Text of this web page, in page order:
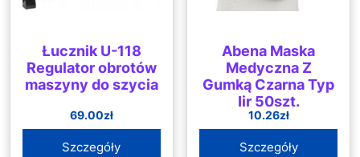
Łucznik U-118
Regulator obrotów
maszyny do szycia
69.00zł
Szczegóły
Abena Maska
Medyczna Z
Gumką Czarna Typ
Iir 50szt.
10.26zł
Szczegóły